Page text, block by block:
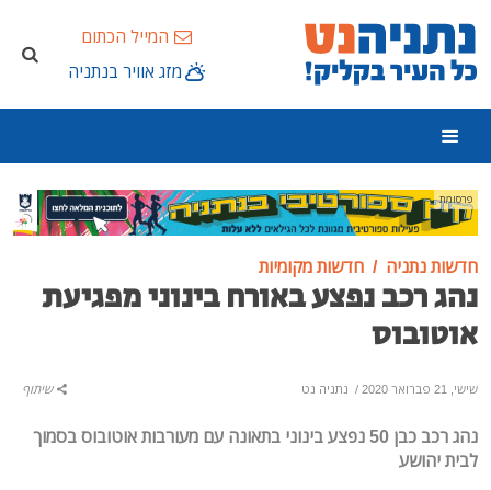
המייל הכתום
מזג אוויר בנתניה
פרסומת
חדשות נתניה חדשות מקומיות
נהג רכב נפצע באורח בינוני מפגיעת
אוטובוס
שישי, 21 פברואר 2020 / נתניה נט שיתוף
נהג רכב כבן 50 נפצע בינוני בתאונה עם מעורבות אוטובוס בסמוך
לבית יהושע